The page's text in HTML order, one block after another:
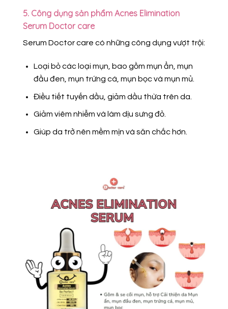
5. Công dụng sản phẩm Acnes Elimination
Serum Doctor care
Serum Doctor care có những công dụng vượt trội:
Loại bỏ các loại mụn, bao gồm mụn ẩn, mụn
đầu đen, mụn trứng cá, mụn bọc và mụn mủ.
Điều tiết tuyến dầu, giảm dầu thừa trên da.
Giảm viêm nhiễm và làm dịu sưng đỏ.
Giúp da trở nên mềm mịn và săn chắc hơn.